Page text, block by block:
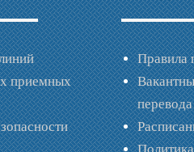
приемных
Правила
перевода